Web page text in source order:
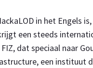
in het Engels
een steeds
dat speciaal naar
een instituut